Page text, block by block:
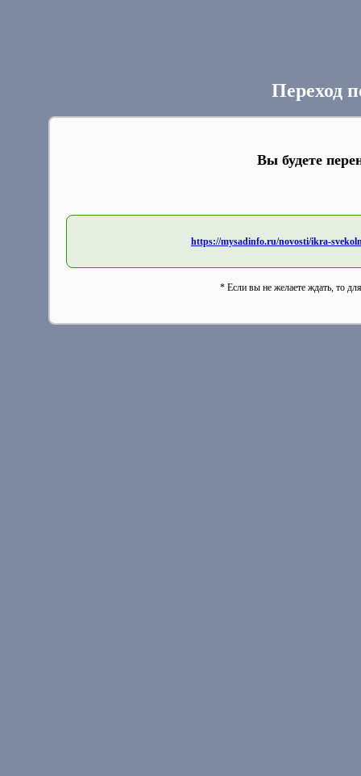
Переход
Вы будете
https://mysadinfo.ru/novosti/ikra-
* Если вы не желаете ждать, то